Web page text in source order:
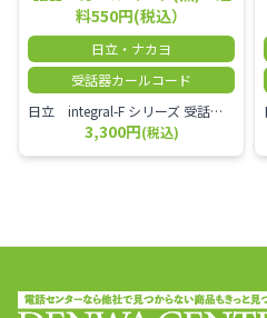
料550円(税込）
日立・ナカヨ
受話器カールコード
日立 integral-F シリーズ 受話器＋カールコード セット（白）／本商品は中古品となります。 写真では分かりにくいキズ・汚れなどの使用感があります。 経年変化で日焼けの色味が強くなる場合がございます。 予めご理解・ご了承頂きますようお願いいたします。
3,300円(税込)